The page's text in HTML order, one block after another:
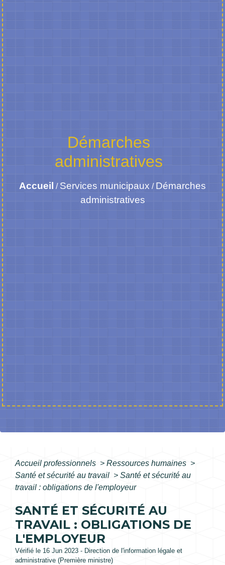
Démarches
administratives
Accueil / Services municipaux / Démarches
administratives
Accueil professionnels > Ressources humaines >
Santé et sécurité au travail > Santé et sécurité au
travail : obligations de l'employeur
SANTÉ ET SÉCURITÉ AU
TRAVAIL : OBLIGATIONS DE
L'EMPLOYEUR
Vérifié le 16 Jun 2023 - Direction de l'information légale et
administrative (Première ministre)